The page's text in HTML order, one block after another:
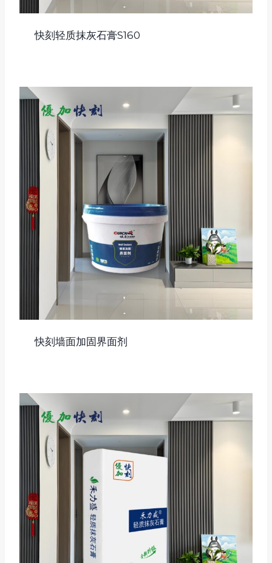
快刻轻质抹灰石膏S160
快刻墙面加固界面剂